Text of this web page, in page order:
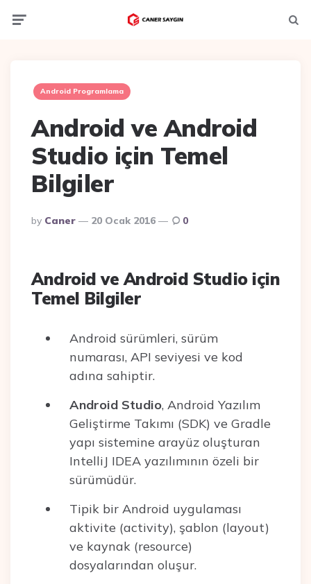
Ara
Android Programlama
Android ve Android
Studio için Temel
Bilgiler
Posted
By
By Caner 20 Ocak 2016 0
Android ve Android Studio için
Temel Bilgiler
Android sürümleri, sürüm
numarası, API seviyesi ve kod
adına sahiptir.
Android Studio, Android Yazılım
Geliştirme Takımı (SDK) ve Gradle
yapı sistemine arayüz oluşturan
IntelliJ IDEA yazılımının özeli bir
sürümüdür.
Tipik bir Android uygulaması
aktivite (activity), şablon (layout)
ve kaynak (resource)
dosyalarından oluşur.